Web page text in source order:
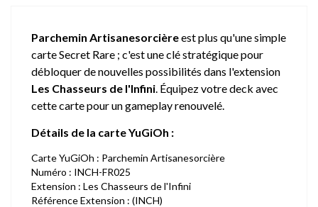
Parchemin Artisanesorcièreest plus qu'une simple
carte Secret Rare ; c'est une clé stratégique pour
débloquer de nouvelles possibilités dans l'extension
Les Chasseurs de l'Infini. Équipez votre deck avec
cette carte pour un gameplay renouvelé.
Détails de la carte YuGiOh :
Carte YuGiOh : Parchemin Artisanesorcière
Numéro : INCH-FR025
Extension : Les Chasseurs de l'Infini
Référence Extension : (INCH)